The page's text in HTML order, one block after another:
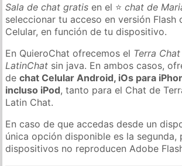
Sala de chat gratis en el ⭐chat de
seleccionar tu acceso en versión Flash
Celular, en función de tu dispositivo.
En QuieroChat ofrecemos el Terra
LatinChat sin java. En ambos casos,
dechat Celular Android, iOs para
incluso iPod, tanto para el Chat de
Latin Chat.
En caso de que accedas desde un
única opción disponible es la segunda,
dispositivos no reproducen Adobe